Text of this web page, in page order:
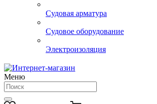
Судовая арматура
Судовое оборудование
Электроизоляция
Меню